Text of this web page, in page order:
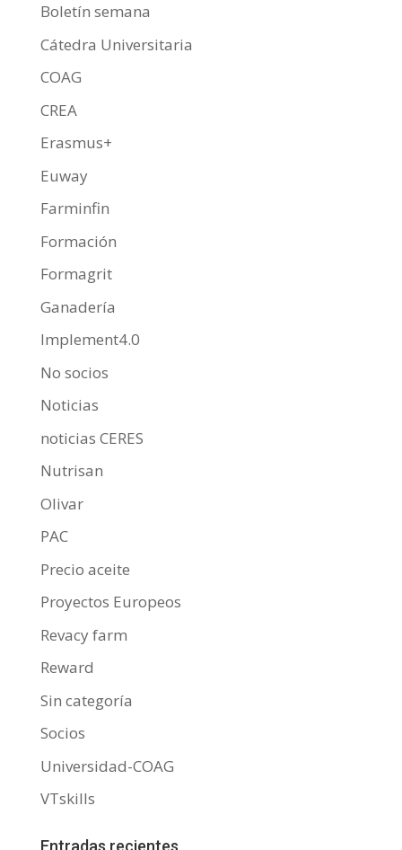
Boletín semana
Cátedra Universitaria
COAG
CREA
Erasmus+
Euway
Farminfin
Formación
Formagrit
Ganadería
Implement4.0
No socios
Noticias
noticias CERES
Nutrisan
Olivar
PAC
Precio aceite
Proyectos Europeos
Revacy farm
Reward
Sin categoría
Socios
Universidad-COAG
VTskills